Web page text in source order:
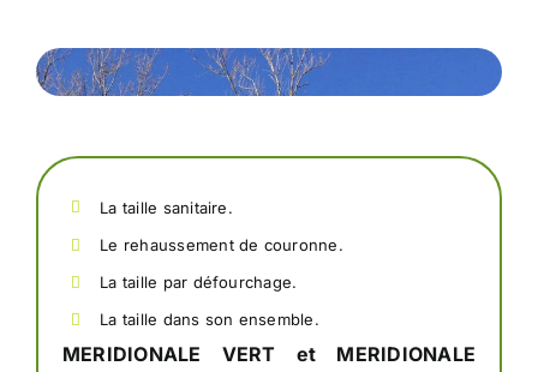
La taille sanitaire.
Le rehaussement de couronne.
La taille par défourchage.
La taille dans son ensemble.
MERIDIONALE VERT et MERIDIONALE